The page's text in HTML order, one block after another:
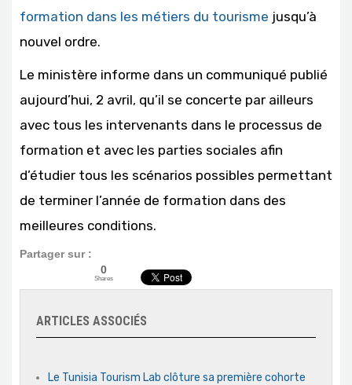
formation dans les métiers du tourisme jusqu’à
nouvel ordre.
Le ministère informe dans un communiqué publié
aujourd’hui, 2 avril, qu’il se concerte par ailleurs
avec tous les intervenants dans le processus de
formation et avec les parties sociales afin
d’étudier tous les scénarios possibles permettant
de terminer l’année de formation dans des
meilleures conditions.
Partager sur :
0
Shares
ARTICLES ASSOCIÉS
Le Tunisia Tourism Lab clôture sa première cohorte